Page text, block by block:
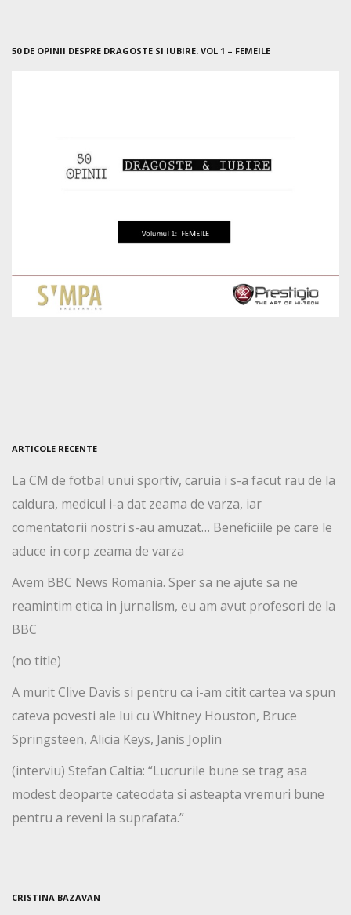
50 DE OPINII DESPRE DRAGOSTE SI IUBIRE. VOL 1 – FEMEILE
ARTICOLE RECENTE
La CM de fotbal unui sportiv, caruia i s-a facut rau de la
caldura, medicul i-a dat zeama de varza, iar
comentatorii nostri s-au amuzat… Beneficiile pe care le
aduce in corp zeama de varza
Avem BBC News Romania. Sper sa ne ajute sa ne
reamintim etica in jurnalism, eu am avut profesori de la
BBC
(no title)
A murit Clive Davis si pentru ca i-am citit cartea va spun
cateva povesti ale lui cu Whitney Houston, Bruce
Springsteen, Alicia Keys, Janis Joplin
(interviu) Stefan Caltia: “Lucrurile bune se trag asa
modest deoparte cateodata si asteapta vremuri bune
pentru a reveni la suprafata.”
CRISTINA BAZAVAN